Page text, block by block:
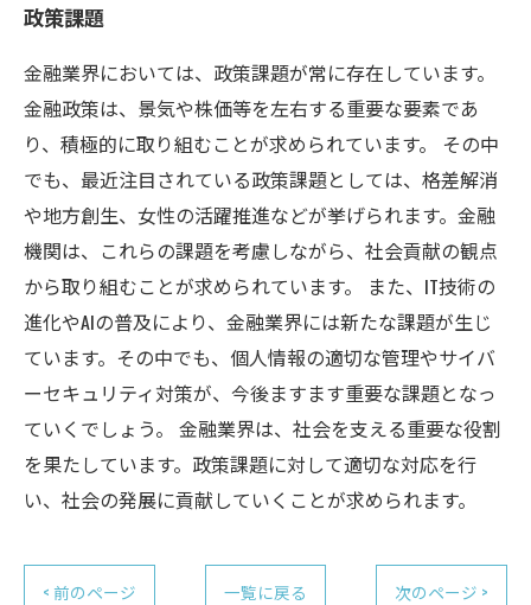
政策課題
金融業界においては、政策課題が常に存在しています。
金融政策は、景気や株価等を左右する重要な要素であ
り、積極的に取り組むことが求められています。 その中
でも、最近注目されている政策課題としては、格差解消
や地方創生、女性の活躍推進などが挙げられます。金融
機関は、これらの課題を考慮しながら、社会貢献の観点
から取り組むことが求められています。 また、IT技術の
進化やAIの普及により、金融業界には新たな課題が生じ
ています。その中でも、個人情報の適切な管理やサイバ
ーセキュリティ対策が、今後ますます重要な課題となっ
ていくでしょう。 金融業界は、社会を支える重要な役割
を果たしています。政策課題に対して適切な対応を行
い、社会の発展に貢献していくことが求められます。
< 前のページ 一覧に戻る 次のページ >